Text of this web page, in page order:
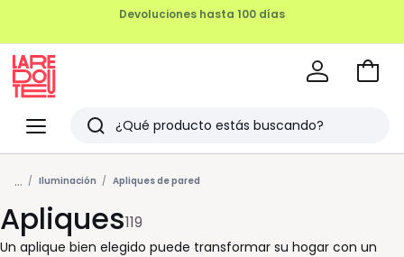
REMATE FINAL HASTA -70%
Menu
Redoute
Buscar
Últimos
artículos
vistos
Ir
... Iluminación Apliques de pared
Apliques119
Un aplique bien elegido puede transformar su hogar con un